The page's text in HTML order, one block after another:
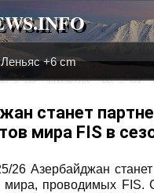
+6 cm
станет
мира FIS в
26 Азербайджан
мира, проводимых FIS.